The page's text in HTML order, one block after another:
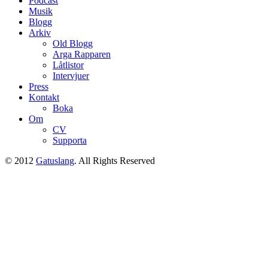
Musik
Blogg
Arkiv
Old Blogg
Arga Rapparen
Låtlistor
Intervjuer
Press
Kontakt
Boka
Om
CV
Supporta
© 2012 Gatuslang. All Rights Reserved